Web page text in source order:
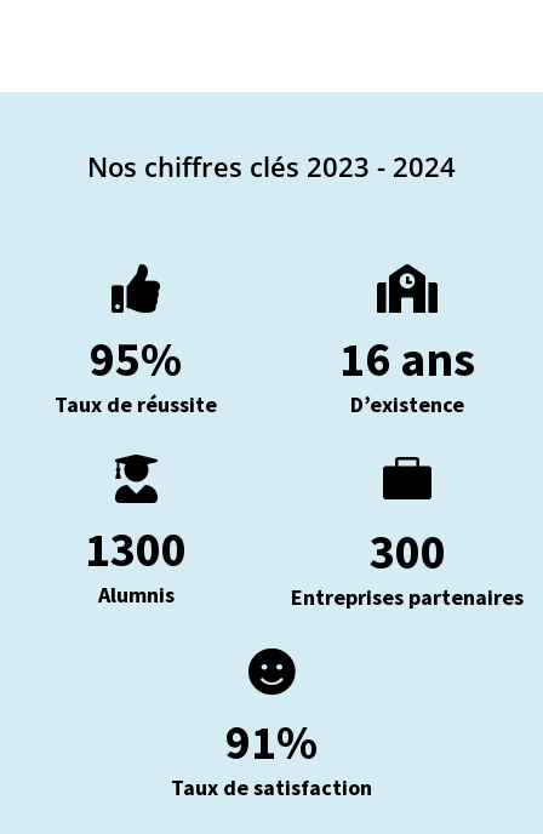
Nos chiffres clés 2023 - 2024

95%
Taux de réussite

16 ans
D’existence

1300
Alumnis

300
Entreprises partenaires

91%
Taux de satisfaction